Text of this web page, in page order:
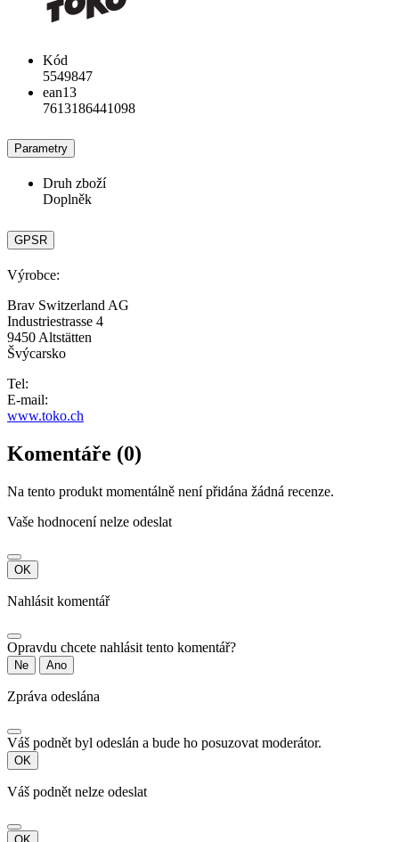
Kód
5549847
ean13
7613186441098
Parametry
Druh zboží
Doplněk
GPSR
Výrobce:
Brav Switzerland AG
Industriestrasse 4
9450 Altstätten
Švýcarsko
Tel:
E-mail:
www.toko.ch
Komentáře (0)
Na tento produkt momentálně není přidána žádná recenze.
Vaše hodnocení nelze odeslat
OK
Nahlásit komentář
Opravdu chcete nahlásit tento komentář?
Ne Ano
Zpráva odeslána
Váš podnět byl odeslán a bude ho posuzovat moderátor.
OK
Váš podnět nelze odeslat